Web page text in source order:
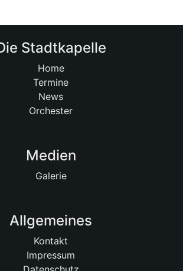
Stadtkapelle
Home
Termine
News
Orchester
Medien
Galerie
Allgemeines
Kontakt
Impressum